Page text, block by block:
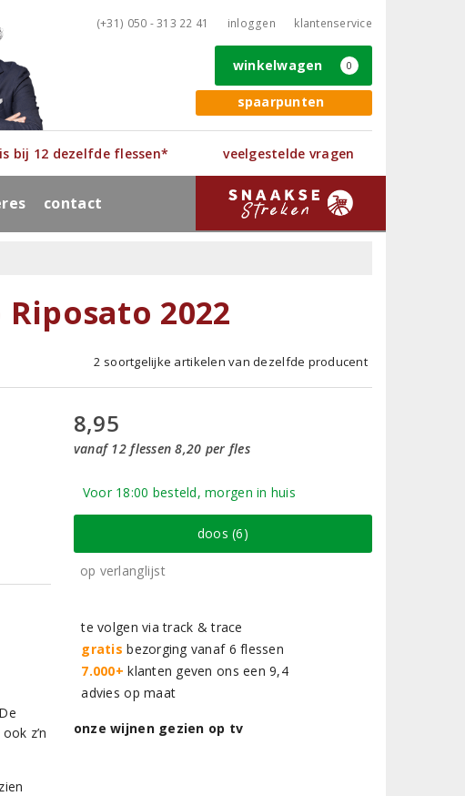
(+31) 050 - 313 22 41 inloggen klantenservice
spaarpunten
winkelwagen 0
bij 12 dezelfde flessen* veelgestelde vragen
contact
2022
2 soortgelijke artikelen van dezelfde producent
z’n
8,95
vanaf 12 flessen 8,20 per fles
Voor 18:00 besteld, morgen in huis
doos (6)
op verlanglijst
te volgen via track & trace
gratis bezorging vanaf 6 flessen
7.000+ klanten geven ons een 9,4
advies op maat
onze wijnen gezien op tv